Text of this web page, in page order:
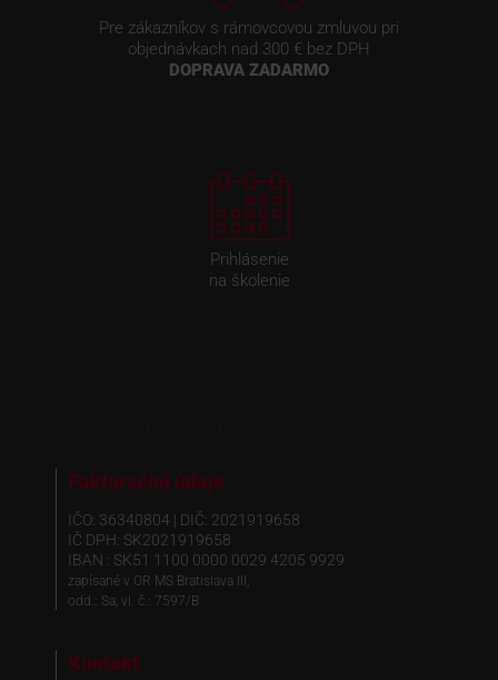
Pre zákazníkov s rámovcovou zmluvou pri
objednávkach nad 300 € bez DPH
DOPRAVA ZADARMO
Prihlásenie
na školenie
Fakturačné údaje
IČO: 36340804 | DIČ: 2021919658
IČ DPH: SK2021919658
IBAN : SK51 1100 0000 0029 4205 9929
zapísané v OR MS Bratislava III,
odd.: Sa, vl. č.: 7597/B
Kontakt